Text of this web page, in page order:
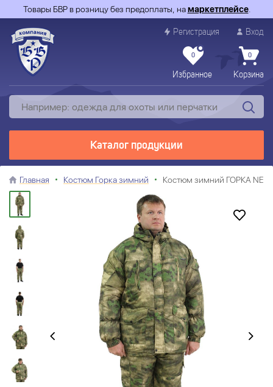
Товары БВР в розницу без предоплаты, намаркетплейсе.
Регистрация Вход
0
Избранное
0
Корзина
Каталог продукции
Главная Костюм Горка зимний Костюм зимний ГОРКА NEW